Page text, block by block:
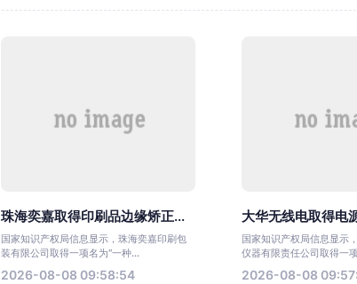
珠海奕嘉取得印刷品边缘矫正...
国家知识产权局信息显示，珠海奕嘉印刷包
装有限公司取得一项名为“一种...
2026-08-08 09:58:54
大华无线电取得电
国家知识产权局信息显示
仪器有限责任公司取得一
2026-08-08